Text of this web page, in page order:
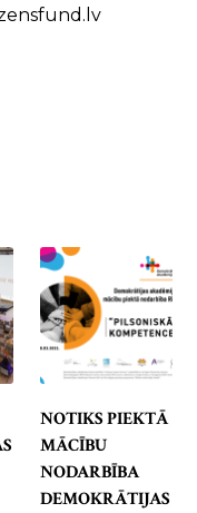
NOTIKS PIEKTĀ
MĀCĪBU
NODARBĪBA
DEMOKRĀTIJAS